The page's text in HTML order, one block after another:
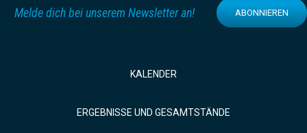
Melde dich bei unserem Newsletter an! ABONNIEREN
KALENDER
ERGEBNISSE UND GESAMTSTÄNDE